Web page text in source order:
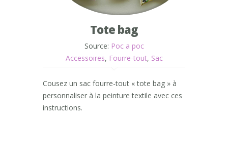
Tote bag
Source: Poc a poc
Accessoires, Fourre-tout, Sac
Cousez un sac fourre-tout « tote bag » à
personnaliser à la peinture textile avec ces
instructions.